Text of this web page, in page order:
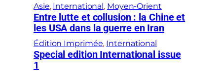
Asie, International, Moyen-Orient
Entre lutte et collusion : la Chine et
les USA dans la guerre en Iran
Édition Imprimée, International
Special edition International issue
1